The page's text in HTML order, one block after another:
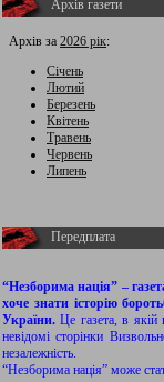
Архів газети
Архів за 2026 рік:
Січень
Лютий
Березень
Квітень
Травень
Червень
Липень
Передплата
“Незборима нація” –
хоче знати історію
України.Це газета, в якій
невідомі сторінки
незалежність.
“Незборима нація” може